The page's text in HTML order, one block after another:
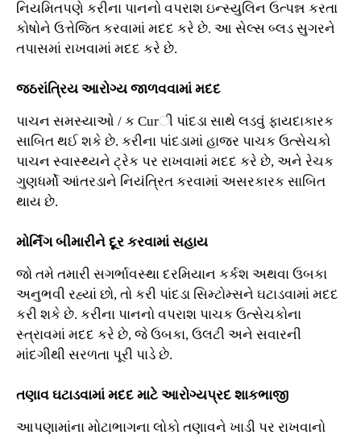
નિયમિતપણે કરીના પાનનો વપરાશ ઇન્સ્યુલિન ઉત્પન્ન કરતા
કોષોને ઉત્તેજિત કરવામાં મદદ કરે છે. આ સેલ્સ બ્લડ સુગરને
તપાસમાં રાખવામાં મદદ કરે છે.
જઠરાંત્રિય આરોગ્ય જાળવવામાં મદદ
પાચન સમસ્યાઓ / ક Curી પાંદડા સાથે લડવું ફાયદાકારક
સાબિત થઈ શકે છે. કરીના પાંદડામાં હાજર પાચક ઉત્સેચકો
પાચન સ્વાસ્થ્યને ટ્રેક પર રાખવામાં મદદ કરે છે, અને રેચક
ગુણધર્મો આંતરડાને નિયંત્રિત કરવામાં અસરકારક સાબિત
થાય છે.
મોર્નિંગ બીમારીને દૂર કરવામાં સહાય
જો તમે તમારી સગર્ભાવસ્થા દરમિયાન કર્કશ અથવા ઉબકા
અનુભવી રહ્યાં છો, તો કરી પાંદડા સિમ્ટોમ્સને ઘટાડવામાં મદદ
કરી શકે છે. કરીના પાનનો વપરાશ પાચક ઉત્સેચકોના
સ્ત્રાવમાં મદદ કરે છે, જે ઉબકા, ઉલટી અને સવારની
માંદગીથી સરળતા પૂરી પાડે છે.
તણાવ ઘટાડવામાં મદદ માટે આરોગ્યપ્રદ શાકભાજી
આપણામાંના મોટાભાગના લોકો તણાવને ખાડી પર રાખવાનો